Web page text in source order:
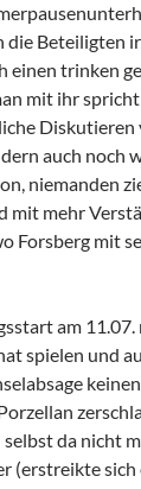
die Beteiligten
einen trinken
mit ihr
Diskutieren
auch noch
niemanden
mit mehr
Forsberg mit
am 11.07.
spielen und
da nicht
(erstreikte sich